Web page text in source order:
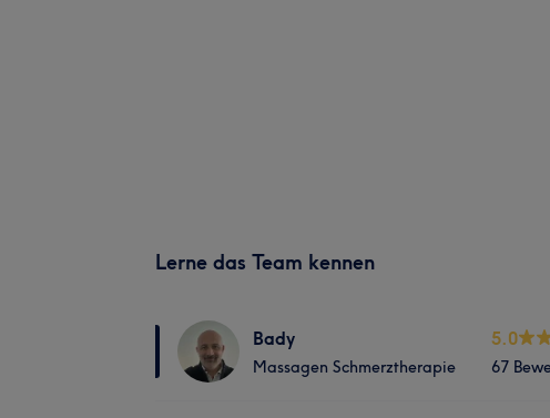
Lerne das Team kennen
Bady
Massagen Schmerztherapie
5.0
67